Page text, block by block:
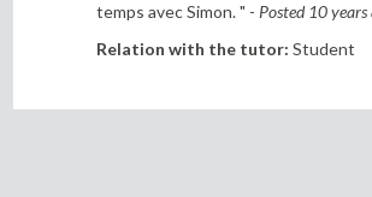
temps avec Simon. " - Posted 10 years
Relation with the tutor: Student